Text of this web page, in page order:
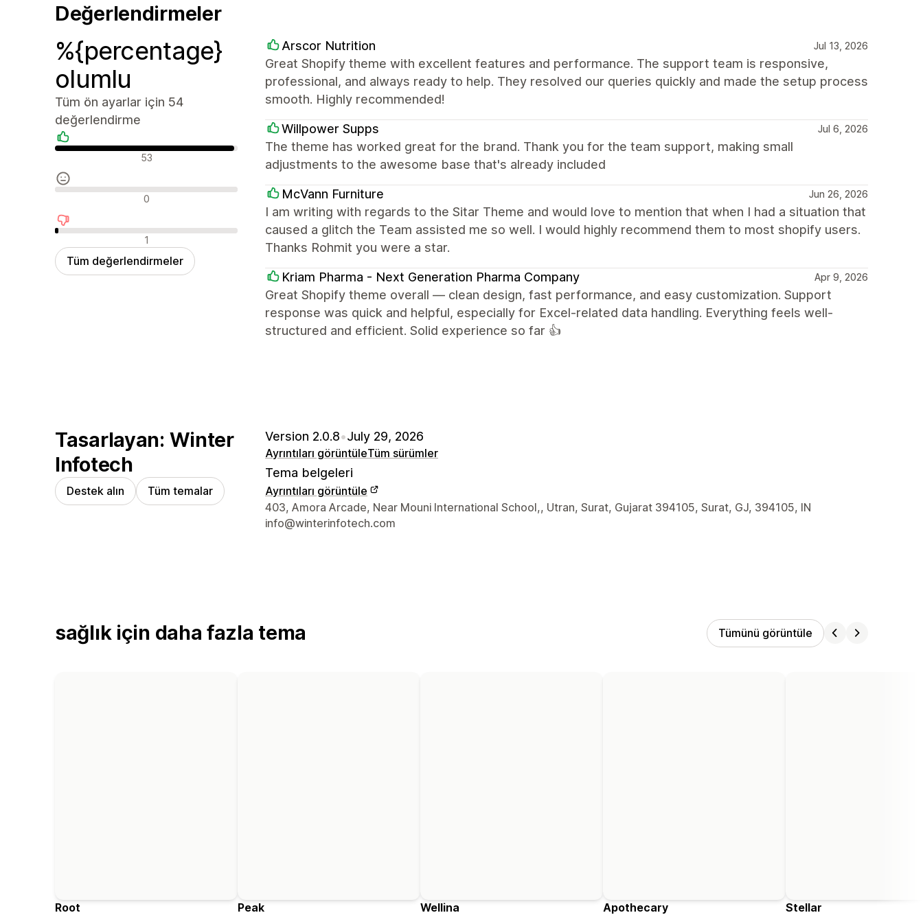
Değerlendirmeler
%{percentage}
olumlu
Tüm ön ayarlar için 54
değerlendirme
Olumlu değerlendirmeler
53
Nötr değerlendirmeler
0
Olumsuz değerlendirmeler
1
Tüm değerlendirmeler
Arscor Nutrition Jul 13, 2026
Great Shopify theme with excellent features and performance. The support team is responsive,
professional, and always ready to help. They resolved our queries quickly and made the setup process
smooth. Highly recommended!
Willpower Supps Jul 6, 2026
The theme has worked great for the brand. Thank you for the team support, making small
adjustments to the awesome base that's already included
McVann Furniture Jun 26, 2026
I am writing with regards to the Sitar Theme and would love to mention that when I had a situation that
caused a glitch the Team assisted me so well. I would highly recommend them to most shopify users.
Thanks Rohmit you were a star.
Kriam Pharma - Next Generation Pharma Company Apr 9, 2026
Great Shopify theme overall — clean design, fast performance, and easy customization. Support
response was quick and helpful, especially for Excel-related data handling. Everything feels well-
structured and efficient. Solid experience so far 👍
Tasarlayan: Winter
Infotech
Destek alın Tüm temalar
Version 2.0.8•July 29, 2026
Ayrıntıları görüntüleTüm sürümler
Tema belgeleri
Ayrıntıları görüntüle
Tasarımcı iletişim bilgileri
403, Amora Arcade, Near Mouni International School,, Utran, Surat, Gujarat 394105, Surat, GJ, 394105, IN
info@winterinfotech.com
sağlık için daha fazla tema Tümünü görüntüle
Root Peak Wellina Apothecary Stellar